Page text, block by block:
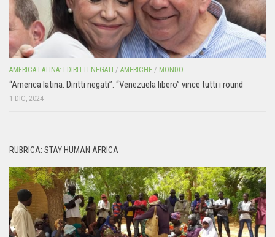
AMERICA LATINA: I DIRITTI NEGATI / AMERICHE / MONDO
“America latina. Diritti negati”. “Venezuela libero” vince tutti i round
1 DIC, 2024
RUBRICA: STAY HUMAN AFRICA